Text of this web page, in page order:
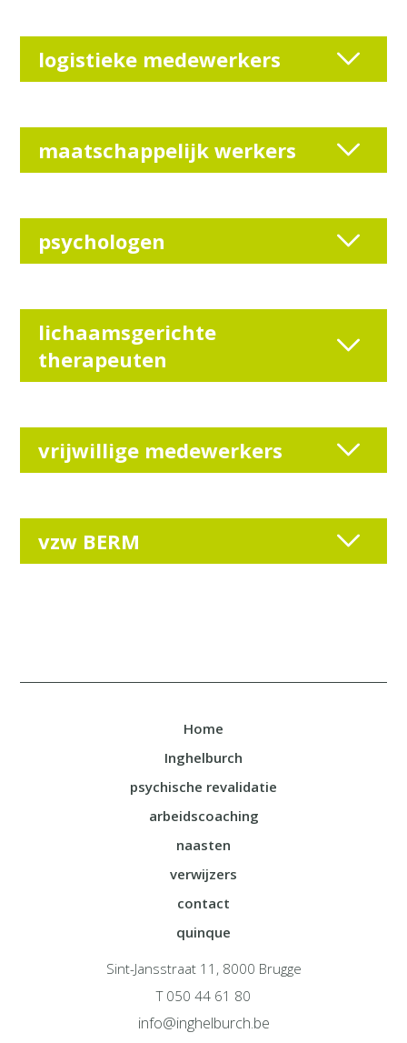
logistieke medewerkers
maatschappelijk werkers
psychologen
lichaamsgerichte
therapeuten
vrijwillige medewerkers
vzw BERM
Home
Inghelburch
psychische revalidatie
arbeidscoaching
naasten
verwijzers
contact
quinque
Sint-Jansstraat 11, 8000 Brugge
T 050 44 61 80
info@inghelburch.be